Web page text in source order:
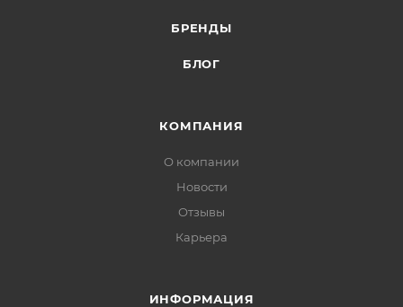
БРЕНДЫ
БЛОГ
КОМПАНИЯ
О компании
Новости
Отзывы
Карьера
ИНФОРМАЦИЯ